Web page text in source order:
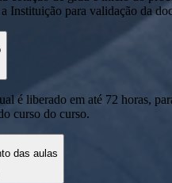
Instituição para validação da
é liberado em até 72 horas,
curso do curso.
das aulas